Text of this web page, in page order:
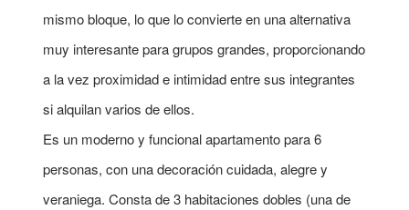
mismo bloque, lo que lo convierte en una alternativa
muy interesante para grupos grandes, proporcionando
a la vez proximidad e intimidad entre sus integrantes
si alquilan varios de ellos.
Es un moderno y funcional apartamento para 6
personas, con una decoración cuidada, alegre y
veraniega. Consta de 3 habitaciones dobles (una de